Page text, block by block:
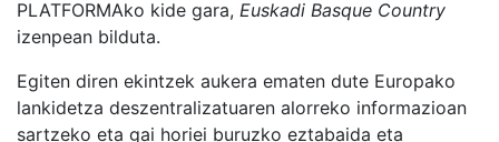
PLATFORMAko kide gara, Euskadi Basque Country
izenpean bilduta.
Egiten diren ekintzek aukera ematen dute Europako
lankidetza deszentralizatuaren alorreko informazioan
sartzeko eta gai horiei buruzko eztabaida eta